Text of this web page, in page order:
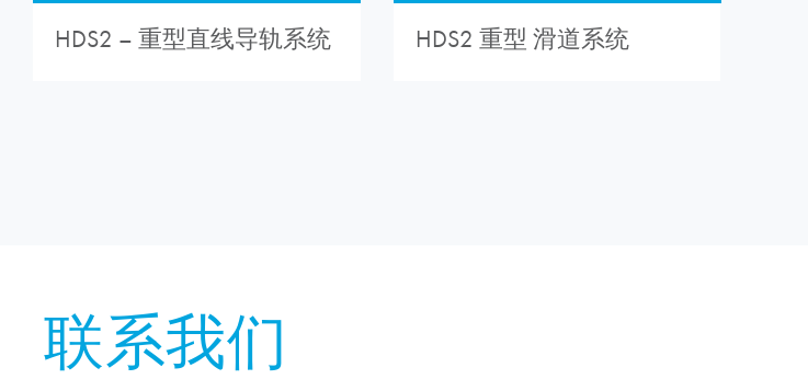
HDS2 – 重型直线导轨系统 HDS2 重型 滑道系统
联系我们